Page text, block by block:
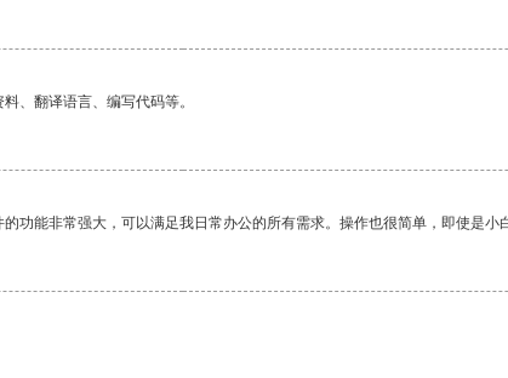
、翻译语言、编写代码等。
功能非常强大，可以满足我日常办公的所有需求。操作也很简单，即使是小